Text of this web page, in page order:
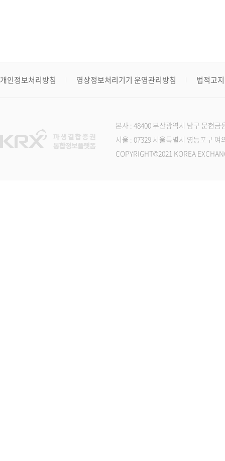
개인정보처리방침 영상정보처리기기 운영관리방침 법적고지
본사 : 48400 부산광역시 남구 문현
서울 : 07329 서울특별시 영등포구
COPYRIGHT©2021 KOREA